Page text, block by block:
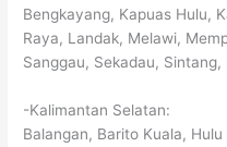
Bengkayang, Kapuas Hulu,
Raya, Landak, Melawi,
Sanggau, Sekadau,
-Kalimantan Selatan:
Balangan, Barito Kuala,